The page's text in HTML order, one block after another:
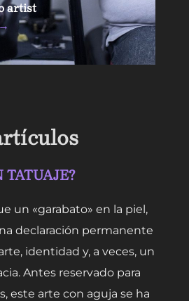
artist
TATUAJE?
un «garabato» en la piel,
declaración permanente
identidad y, a veces, un
Antes reservado para
este arte con aguja se ha